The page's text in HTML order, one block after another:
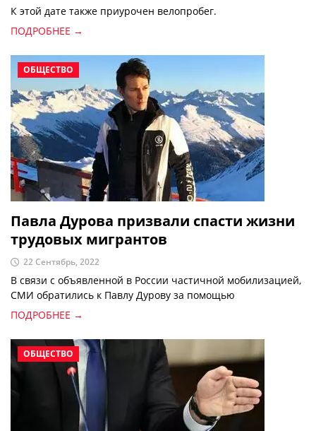
К этой дате также приурочен велопробег.
ПОДРОБНЕЕ →
ОБЩЕСТВО
Павла Дурова призвали спасти жизни
трудовых мигрантов
22 Сентябрь, 2022
В связи с объявленной в России частичной мобилизацией,
СМИ обратились к Павлу Дурову за помощью
ПОДРОБНЕЕ →
ОБЩЕСТВО